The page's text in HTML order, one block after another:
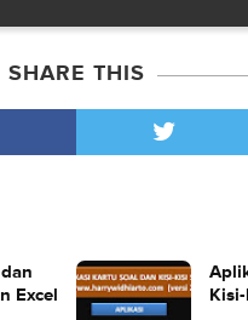
SHARE THIS
Excel